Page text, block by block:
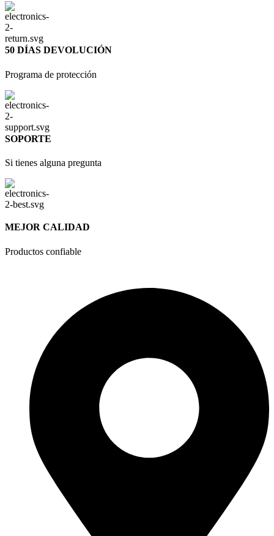
50 DÍAS DEVOLUCIÓN
Programa de protección
SOPORTE
Si tienes alguna pregunta
MEJOR CALIDAD
Productos confiable